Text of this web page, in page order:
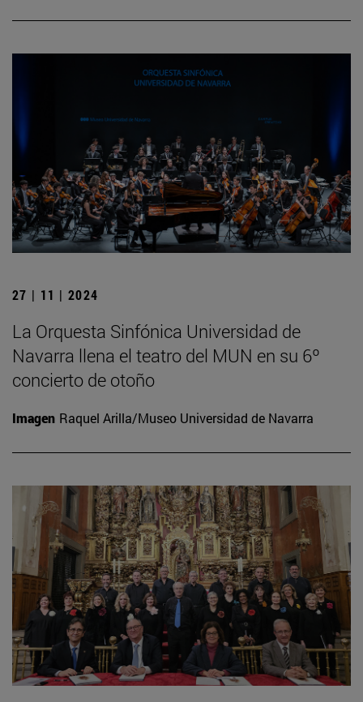
27 | 11 | 2024
La Orquesta Sinfónica Universidad de
Navarra llena el teatro del MUN en su 6º
concierto de otoño
Imagen Raquel Arilla/Museo Universidad de Navarra